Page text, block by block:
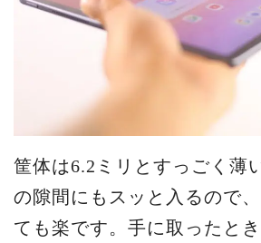
筐体は6.2ミリとすっごく薄
の隙間にもスッと入るので
ても楽です。手に取ったと